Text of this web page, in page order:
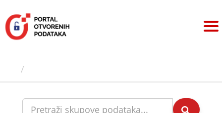
sadržaj